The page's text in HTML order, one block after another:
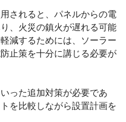
されると、パネルからの電
、火災の鎮火が遅れる可能
減するためには、ソーラー
止策を十分に講じる必要が
った追加対策が必要であ
を比較しながら設置計画を